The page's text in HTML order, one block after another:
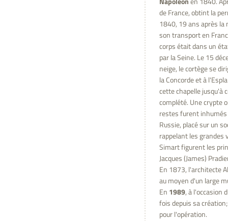
de France, obtint la
1840, 19 ans après la
son transport en
corps était dans un
par la Seine. Le 15
neige, le cortège se
la Concorde et à
cette chapelle jusqu'à
complété. Une crypte
restes furent inhumés
Russie, placé sur un
rappelant les grandes
Simart figurent les
Jacques (James)
En 1873, l'architecte
au moyen d'un large
En 1989, à l'occasion
fois depuis sa
pour l'opération.